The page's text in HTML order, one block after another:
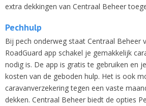
extra dekkingen van Centraal Beheer
Pechhulp
Bij pech onderweg staat Centraal Beheer
RoadGuard app schakel je gemakkelijk
nodig is. De app is gratis te gebruiken en
kosten van de geboden hulp. Het is ook
caravanverzekering tegen een vaste
dekken. Centraal Beheer biedt de opties